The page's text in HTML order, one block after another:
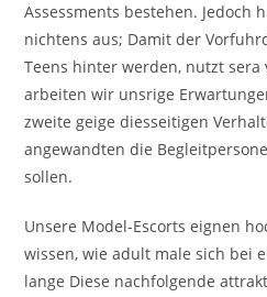
Assessments bestehen. Jedoch
nichtens aus; Damit der
Teens hinter werden, nutzt
arbeiten wir unsrige
zweite geige diesseitigen
angewandten die
sollen.
Unsere Model-Escorts eignen
wissen, wie adult male sich bei
lange Diese nachfolgende